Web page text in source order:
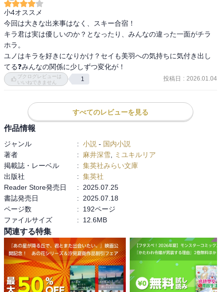
小4オススメ
今回は大きな出来事はなく、スキー合宿！
キラ君は実は優しいのか？となったり、みんなの違った一面がチラ
ホラ。
ユノはキラを好きになりかけ？セイも美羽への気持ちに気付き出し
てる❓みんなの関係に少しずつ変化が！
ブクログレビューは
いいねできません
1 投稿日 : 2026.01.04
すべてのレビューを見る
作品情報
ジャンル : 小説 - 国内小説
著者
: 麻井深雪
ミユキルリア
掲載誌・レーベル
: 集英社みらい文庫
出版社
: 集英社
Reader Store発売日
:
2025.07.25
書誌発売日
:
2025.07.18
ページ数
:
192ページ
ファイルサイズ
: 12.6MB
関連する特集